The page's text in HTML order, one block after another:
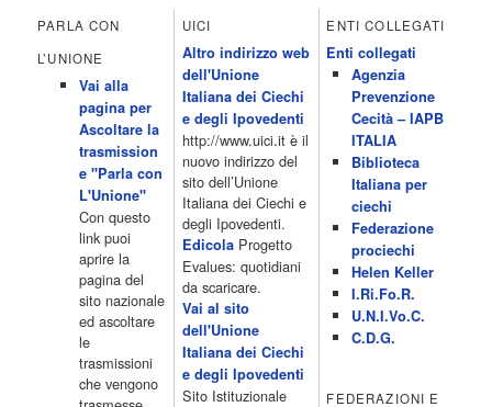
All News 16.05 Rotazione musicale 19.00 All News 19.05 The
Club 19.30 19.30 Human Guinea Pigs 20.00 Inbox 21.00 Code
Monkeys 21.30 Sons of Butcher […]
programmiTv - ITALIA 1 4 Dicembre 2022
Programmi 06.35 Cartoni Animati 09.05 Telefilm:Starsky & Hutch
10.10 Telefilm:Supercar 12.15 12.15 Secondo voi 12.25 Studio
Aperto 13.00 Studio Sport 13.40 Cartoni animati 14.30 I Simpson
15.00 Telefilm:Paso adelante 15.55 15.55 Telefilm:Wildfire 16.50
Cartoni animati 18.30 Studio Aperto 19.05 Don Luca c'� 19.35
19.35 Medici miei 20.05 Camera caf� 20.30 La ruota della
fortuna 21.10 […]
Acor3.it
programmiTv - LA 7
4 Dicembre 2022
Programmi 06:00 - Tg La7/meteo/oroscopo/traffico06:55 - Movie
Flash07:00 - Omnibus ? Rassegna stampa07:30 - Tg La707:50 -
Omnibus09:50 - Coffee Break11:00 - L?aria che tira12:25 - I
men� di Benedetta13:30 - Tg La714:00 - Tg La7 Cronache14:40 -
Telefilm: Le strade di San Francisco - Omicidio di primo grado -
PARLA CON
L’UNIONE
Vai alla
pagina per
Ascoltare la
trasmission
e "Parla con
L'Unione"
Con questo
link puoi
aprire la
pagina del
sito nazionale
ed ascoltare
le
trasmissioni
che vengono
UICI
Altro indirizzo web
dell'Unione
Italiana dei Ciechi
e degli Ipovedenti
http://www.uici.it è il
nuovo indirizzo del
sito dell’Unione
Italiana dei Ciechi e
degli Ipovedenti.
EdicolaProgetto
Evalues: quotidiani
da scaricare.
Vai al sito
dell'Unione
Italiana dei Ciechi
e degli Ipovedenti
Sito Istituzionale
ENTI COLLEGATI
Enti collegati
Agenzia
Prevenzione
Cecità – IAPB
ITALIA
Biblioteca
Italiana per
ciechi
Federazione
prociechi
Helen Keller
I.Ri.Fo.R.
U.N.I.Vo.C.
C.D.G.
FEDERAZIONI E